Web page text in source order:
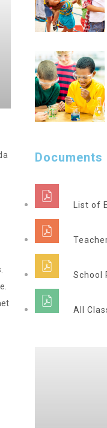
Documents
List of
School
All